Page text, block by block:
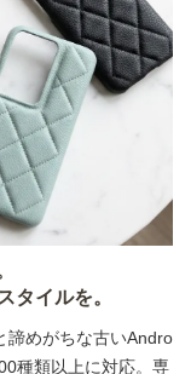
タイルを。
諦めがちな古いAndro
種類以上に対応。専